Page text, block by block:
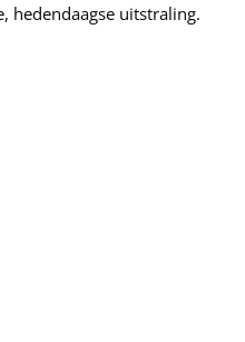
hedendaagse uitstraling.